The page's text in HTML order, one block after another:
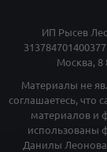
ИП Рысев
313784701400377
Москва, 8
Материалы не
соглашаетесь, что
материалов и
использованы
Данилы